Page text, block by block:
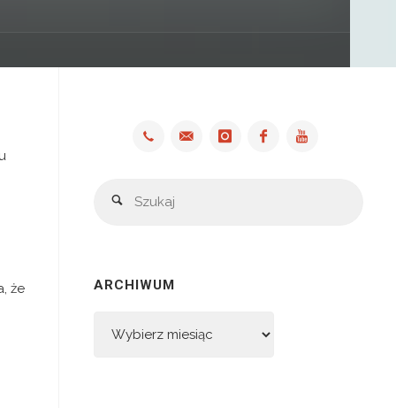
że
Szukaj
ARCHIWUM